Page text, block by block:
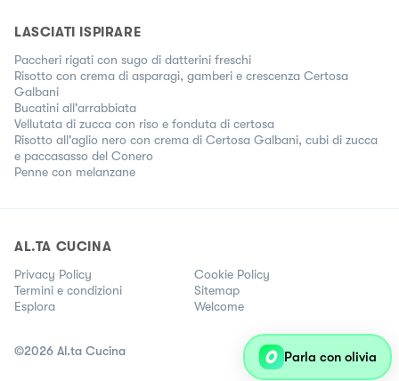
LASCIATI ISPIRARE
Paccheri rigati con sugo di datterini freschi
Risotto con crema di asparagi, gamberi e crescenza Certosa
Galbani
Bucatini all'arrabbiata
Vellutata di zucca con riso e fonduta di certosa
Risotto all'aglio nero con crema di Certosa Galbani, cubi di zucca
e paccasasso del Conero
Penne con melanzane
AL.TA CUCINA
Privacy Policy
Cookie Policy
Termini e condizioni
Sitemap
Esplora
Welcome
©2026 Al.ta Cucina Parla con olivia